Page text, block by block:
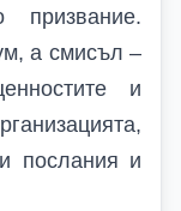
а смисъл –
и
послания и